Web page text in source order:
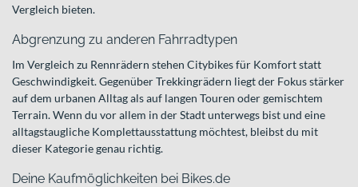
Vergleich bieten.
Abgrenzung zu anderen Fahrradtypen
Im Vergleich zu Rennrädern stehen Citybikes für Komfort statt
Geschwindigkeit. Gegenüber Trekkingrädern liegt der Fokus stärker
auf dem urbanen Alltag als auf langen Touren oder gemischtem
Terrain. Wenn du vor allem in der Stadt unterwegs bist und eine
alltagstaugliche Komplettausstattung möchtest, bleibst du mit
dieser Kategorie genau richtig.
Deine Kaufmöglichkeiten bei Bikes.de